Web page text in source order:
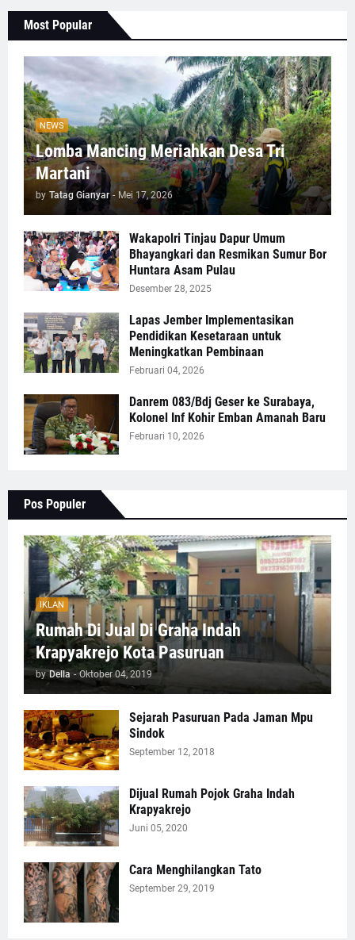
Most Popular
NEWS
Lomba Mancing Meriahkan Desa Tri
Martani
by Tatag Gianyar - Mei 17, 2026
Wakapolri Tinjau Dapur Umum
Bhayangkari dan Resmikan Sumur Bor
Huntara Asam Pulau
Desember 28, 2025
Lapas Jember Implementasikan
Pendidikan Kesetaraan untuk
Meningkatkan Pembinaan
Februari 04, 2026
Danrem 083/Bdj Geser ke Surabaya,
Kolonel Inf Kohir Emban Amanah Baru
Februari 10, 2026
Pos Populer
IKLAN
Rumah Di Jual Di Graha Indah
Krapyakrejo Kota Pasuruan
by Della - Oktober 04, 2019
Sejarah Pasuruan Pada Jaman Mpu
Sindok
September 12, 2018
Dijual Rumah Pojok Graha Indah
Krapyakrejo
Juni 05, 2020
Cara Menghilangkan Tato
September 29, 2019